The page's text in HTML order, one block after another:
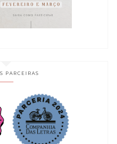
PARCEIRAS